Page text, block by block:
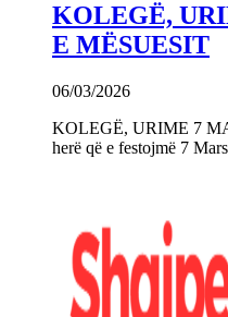
KOLEGË,
E MËSUESIT
06/03/2026
KOLEGË, URIME 7
herë që e festojmë 7